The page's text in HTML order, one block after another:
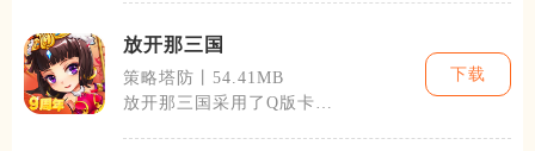
放开那三国
策略塔防丨54.41MB
放开那三国采用了Q版卡通
下载